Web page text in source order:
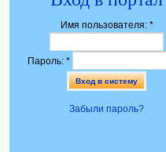
Имя пользователя: *
Пароль: *
Забыли пароль?